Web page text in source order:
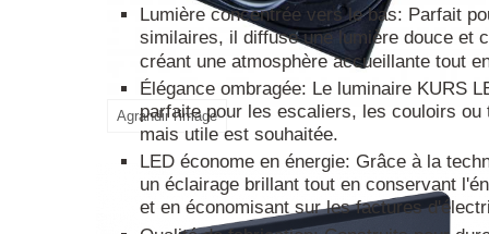
Agrandir l'image
Lumière concentrée vers le bas: Parfait
similaires, il diffuse une lumière douce et
créant une atmosphère accueillante tout
Élégance ombragée: Le luminaire KURS
parfaite pour les escaliers, les couloirs
mais utile est souhaitée.
LED économe en énergie: Grâce à la
un éclairage brillant tout en conservant
et en économisant sur les factures